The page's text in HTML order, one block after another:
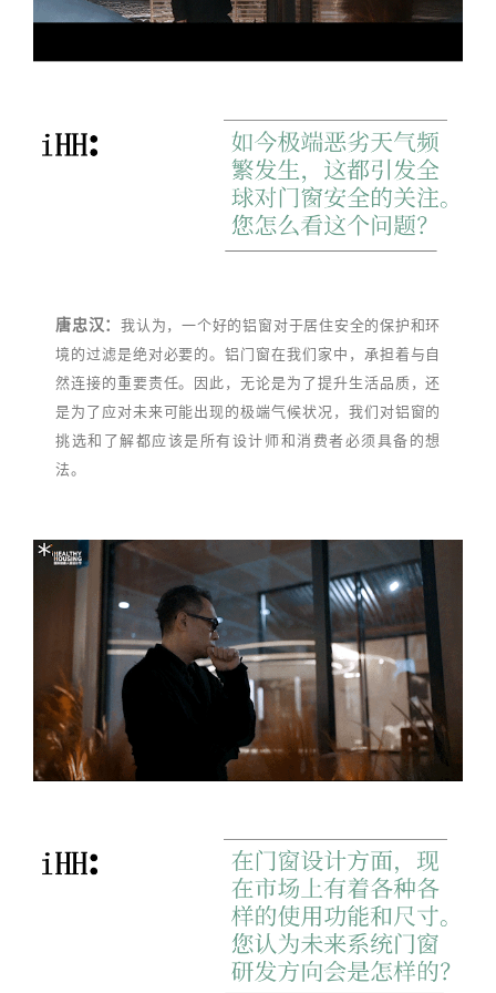
唐忠汉：我认为，一个好的铝窗对于居住安全的保护和环
境的过滤是绝对必要的。铝门窗在我们家中，承担着与自
然连接的重要责任。因此，无论是为了提升生活品质，还
是为了应对未来可能出现的极端气候状况，我们对铝窗的
挑选和了解都应该是所有设计师和消费者必须具备的想
法。